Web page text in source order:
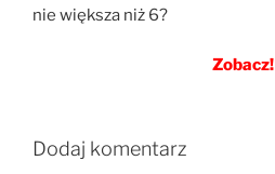
nie większa niż 6?
Zobacz!
Dodaj komentarz